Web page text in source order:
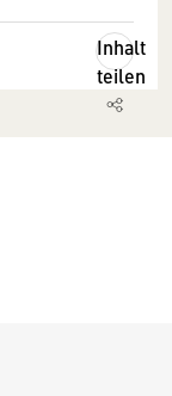
Inhalt
teilen